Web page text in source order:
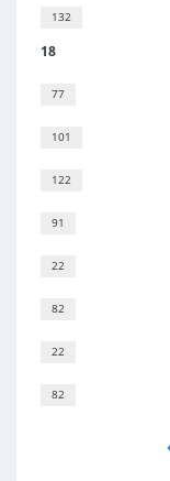
132
18
77
101
122
91
22
82
22
82